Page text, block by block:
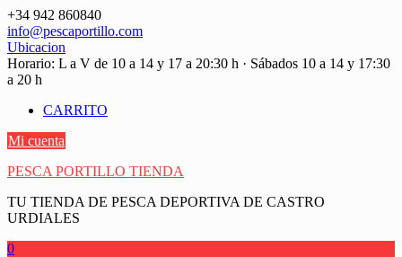
Saltar
contenido
+34 942 860840
info@pescaportillo.com
Ubicacion
Horario: L a V de 10 a 14 y 17 a 20:30 h · Sábados 10 a 14 y 17:30
a 20 h
CARRITO
Mi cuenta
PESCA PORTILLO TIENDA
TU TIENDA DE PESCA DEPORTIVA DE CASTRO
URDIALES
0